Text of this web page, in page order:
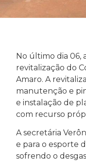
No último dia 06,
revitalização do
Amaro. A
manutenção e
e instalação de
com recurso
A secretária
e para o esporte
sofrendo o